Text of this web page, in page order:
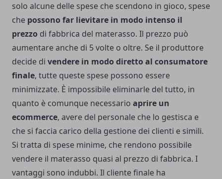
solo alcune delle spese che scendono in gioco, spese
che possono far lievitare in modo intenso il
prezzo di fabbrica del materasso. Il prezzo può
aumentare anche di 5 volte o oltre. Se il produttore
decide di vendere in modo diretto al consumatore
finale, tutte queste spese possono essere
minimizzate. È impossibile eliminarle del tutto, in
quanto è comunque necessario aprire un
ecommerce, avere del personale che lo gestisca e
che si faccia carico della gestione dei clienti e simili.
Si tratta di spese minime, che rendono possibile
vendere il materasso quasi al prezzo di fabbrica. I
vantaggi sono indubbi. Il cliente finale ha